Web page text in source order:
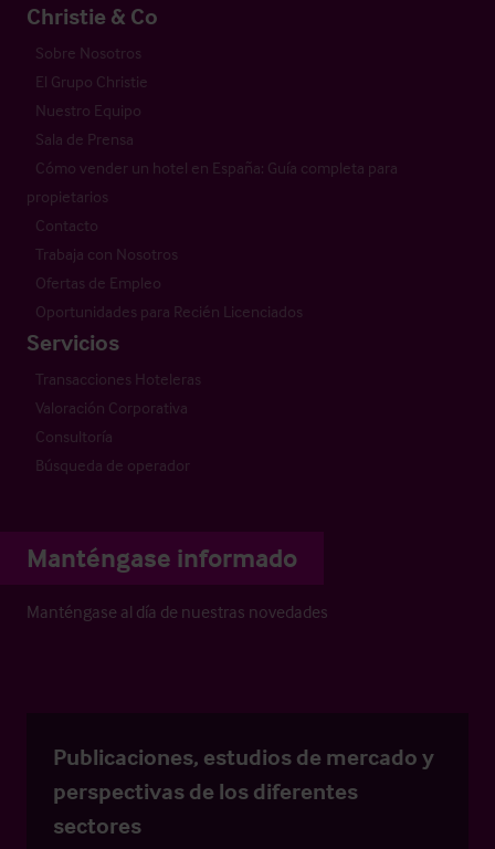
Christie & Co
Sobre Nosotros
El Grupo Christie
Nuestro Equipo
Sala de Prensa
Cómo vender un hotel en España: Guía completa para
propietarios
Contacto
Trabaja con Nosotros
Ofertas de Empleo
Oportunidades para Recién Licenciados
Servicios
Transacciones Hoteleras
Valoración Corporativa
Consultoría
Búsqueda de operador
Manténgase informado
Manténgase al día de nuestras novedades
Publicaciones, estudios de mercado y
perspectivas de los diferentes
sectores